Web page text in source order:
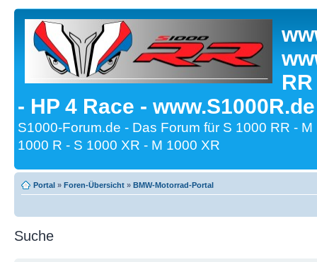
- HP 4 Race -
S1000-Forum.de - Das Forum für S 1000 RR -
1000 R - S 1000 XR - M 1000 XR
Portal » Foren-Übersicht » BMW-Motorrad-Portal
Suche